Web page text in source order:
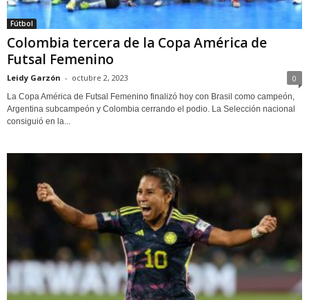
Fútbol
Colombia tercera de la Copa América de
Futsal Femenino
Leidy Garzón - octubre 2, 2023 0
La Copa América de Futsal Femenino finalizó hoy con Brasil como campeón,
Argentina subcampeón y Colombia cerrando el podio. La Selección nacional
consiguió en la...